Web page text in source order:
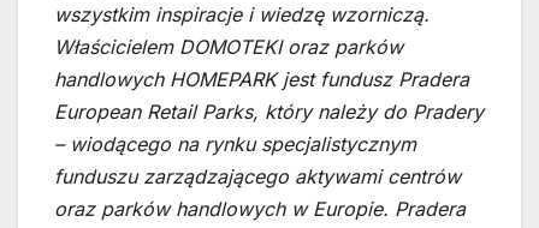
wszystkim inspiracje i wiedzę wzorniczą.
Właścicielem DOMOTEKI oraz parków
handlowych HOMEPARK jest fundusz Pradera
European Retail Parks, który należy do Pradery
– wiodącego na rynku specjalistycznym
funduszu zarządzającego aktywami centrów
oraz parków handlowych w Europie. Pradera